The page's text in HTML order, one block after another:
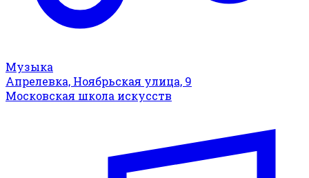
Музыка
Апрелевка, Ноябрьская улица, 9
Московская школа искусств